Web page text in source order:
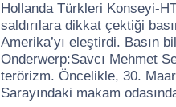
kötü
Hollanda Türkleri Konseyi-
saldırılara dikkat çektiği
Amerika’yı eleştirdi. Basın
Onderwerp:Savcı Mehmet
terörizm. Öncelikle, 30.
Sarayındaki makam